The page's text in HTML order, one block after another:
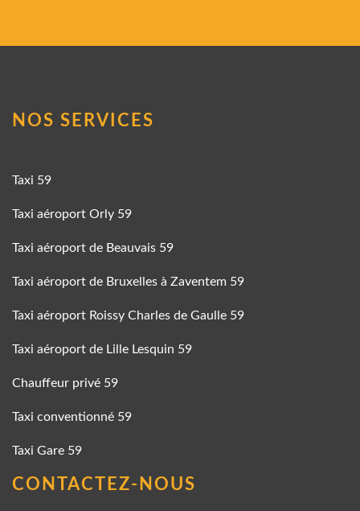
NOS SERVICES
Taxi 59
Taxi aéroport Orly 59
Taxi aéroport de Beauvais 59
Taxi aéroport de Bruxelles à Zaventem 59
Taxi aéroport Roissy Charles de Gaulle 59
Taxi aéroport de Lille Lesquin 59
Chauffeur privé 59
Taxi conventionné 59
Taxi Gare 59
CONTACTEZ-NOUS